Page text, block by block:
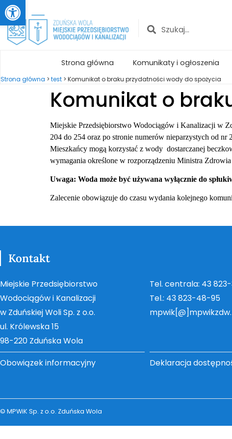
Strona główna Komunikaty i ogłoszenia
Strona główna > test > Komunikat o braku przydatności wody do spożycia
Komunikat o
Miejskie Przedsiębiorstwo Wodociągów i Kanalizacji w
204 do 254 oraz po stronie numerów nieparzystych od
Mieszkańcy mogą korzystać z wody dostarczanej
wymagania określone w rozporządzeniu Ministra
Uwaga: Woda może być używana wyłącznie do
Zalecenie obowiązuje do czasu wydania kolejnego
Kontakt
Miejskie Przedsiębiorstwo
Wodociągów i Kanalizacji
w Zduńskiej Woli Sp. z o.o.
ul. Królewska 15
98-220 Zduńska Wola
Tel. centrala: 43
Tel.: 43 823-48-95
Obowiązek informacyjny Deklaracja
© MPWiK Sp. z o.o. Zduńska Wola